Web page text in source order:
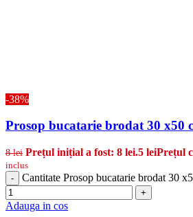
-38%
Prosop bucatarie brodat 30 x50
8lei Prețul inițial a fost: 8 lei.5 leiPrețul
inclus
-
Cantitate Prosop bucatarie brodat 30
+
Adauga in cos